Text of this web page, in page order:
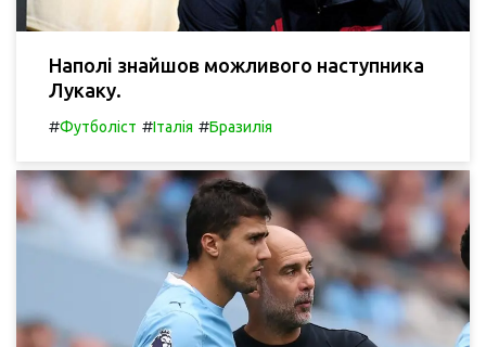
Наполі знайшов можливого наступника
Лукаку.
#Футболіст #Італія #Бразилія